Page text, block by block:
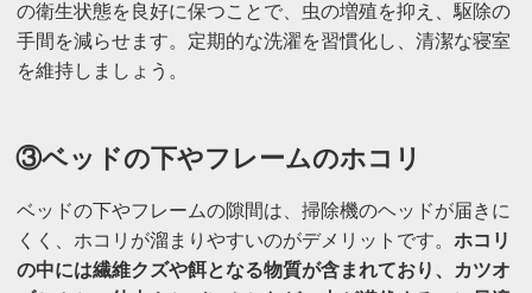
の衛生状態を良好に保つことで、虫の増殖を抑え、駆除の
手間を減らせます。定期的な洗濯を習慣化し、清潔な寝室
を維持しましょう。
③ベッドの下やフレームのホコリ
ベッドの下やフレームの隙間は、掃除機のヘッドが届きに
くく、ホコリが溜まりやすいのがデメリットです。 ホコリ
の中には繊維クズや餌となる物質が含まれており、カツオ